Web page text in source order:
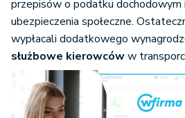
przepisów o podatku dochodowym
ubezpieczenia społeczne.
wypłacali dodatkowego
służbowe kierowcóww